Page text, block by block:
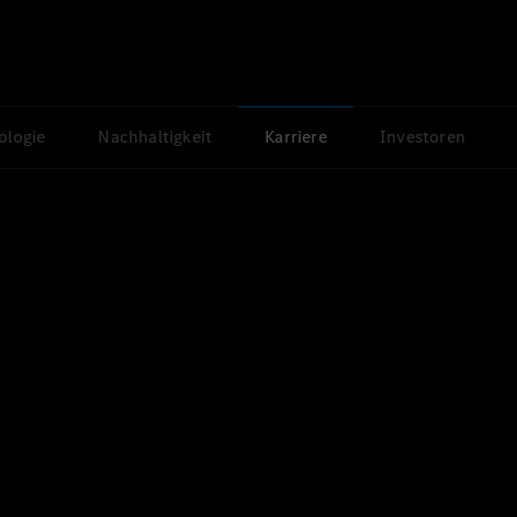
Nachhaltigkeit Karriere Investoren